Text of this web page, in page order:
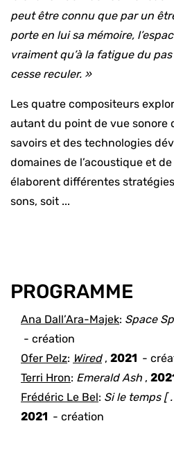
peut être connu que par un
porte en lui sa mémoire,
vraiment qu’à la fatigue du
cesse reculer. »
Les quatre compositeurs
autant du point de vue sonore
savoirs et des technologies
domaines de l’acoustique et
élaborent différentes
sons, soit ...
PROGRAMME
Ana Dall’Ara-Majek: Space
- création
Ofer Pelz: Wired , 2021 -
Terri Hron: Emerald Ash ,
Frédéric Le Bel: Si le temps [
2021 - création